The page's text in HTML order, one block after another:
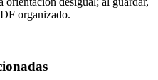
organizado.